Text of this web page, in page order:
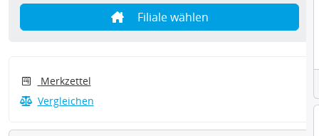
Filiale wählen
Merkzettel
Vergleichen